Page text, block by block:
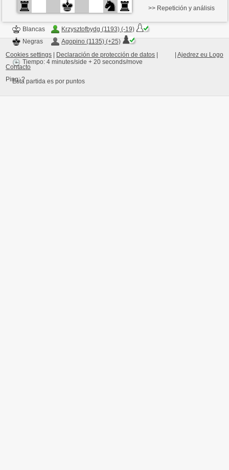
Blancas
Krzysztofbydg (1193) (-19)
Negras
Agopino (1135) (+25)
Tiempo: 4 minutes/side + 20 seconds/move
Esta partida es por puntos
>> Repetición y análisis
Ajedrez eu Logo
Cookies settings Declaración de protección de datos
Contacto
Ping:?